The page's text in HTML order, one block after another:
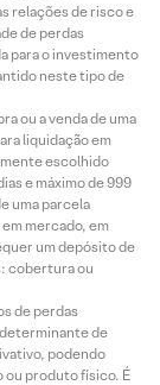
relações de risco e
de perdas
para o investimento
neste tipo de
ou a venda de uma
liquidação em
escolhido
e máximo de 999
uma parcela
mercado, em
um depósito de
cobertura ou
de perdas
de
podendo
ou produto físico. É